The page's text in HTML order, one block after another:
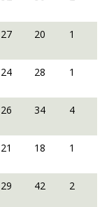
27 20 1
24 28 1
26 34 4
21 18 1
29 42 2